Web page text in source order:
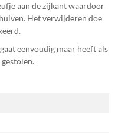
aan de zijkant waardoor
Het verwijderen doe
eenvoudig maar heeft als